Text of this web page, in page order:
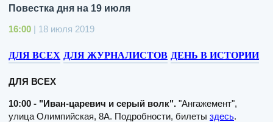
Повестка дня на 19 июля
16:00 | 18 июля 2019
ДЛЯ ВСЕХ ДЛЯ ЖУРНАЛИСТОВ ДЕНЬ В ИСТОРИИ
ДЛЯ ВСЕХ
10:00 - "Иван-царевич и серый волк". "Ангажемент",
улица Олимпийская, 8А. Подробности, билеты здесь.